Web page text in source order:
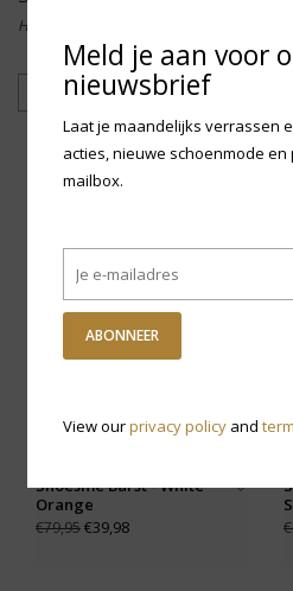
Home
Filteren
-50% KORTING
Shoesme Barst - White
Orange
€79,95€39,98
Meld je aan voor
nieuwsbrief
Laat je maandelijks verrassen
acties, nieuwe schoenmode
mailbox.
ABONNEER
View ourprivacy policyand